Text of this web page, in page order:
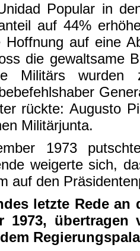
Popular in
auf 44%
Hoffnung auf eine
die gewaltsame
Militärs
rückte: Augusto
Militärjunta.
1973
weigerte sich,
auf den
letzte Rede an
1973,